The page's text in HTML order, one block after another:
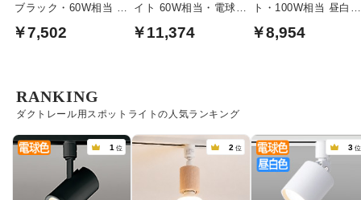
ブラック・60W相当 |
￥7,502
イト 60W相当・電球色
￥11,374
ト・100W相当 昼白
￥8,954
ダクトレール用スポットライトの人気ランキング
RANKING
1 位 2 位 3 位